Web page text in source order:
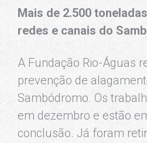
Mais de 2.500
redes e canais do
A Fundação Rio-Águas
prevenção de
Sambódromo. Os
em dezembro e estão
conclusão. Já foram